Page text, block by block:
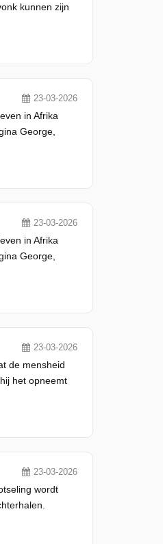
kunnen zijn
23-03-2026
in Afrika
George,
23-03-2026
in Afrika
George,
23-03-2026
de mensheid
het opneemt
23-03-2026
wordt